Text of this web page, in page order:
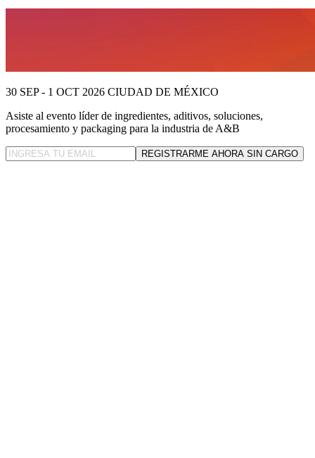
30 SEP - 1 OCT 2026 CIUDAD DE MÉXICO
Asiste al evento líderde ingredientes, aditivos, soluciones,
procesamiento y packaging para la industria de A&B
REGISTRARME AHORA SIN CARGO